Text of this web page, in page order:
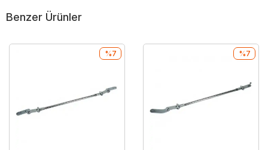
Benzer Ürünler
%7 %7